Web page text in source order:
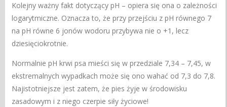
Kolejny ważny fakt dotyczący pH – opiera się ona o zależności
logarytmiczne. Oznacza to, że przy przejściu z pH równego 7
na pH równe 6 jonów wodoru przybywa nie o +1, lecz
dziesięciokrotnie.
Normalnie pH krwi psa mieści się w przedziale 7,34 – 7,45, w
ekstremalnych wypadkach może się ono wahać od 7,3 do 7,8.
Najistotniejsze jest zatem, że pies żyje w środowisku
zasadowym i z niego czerpie siły życiowe!